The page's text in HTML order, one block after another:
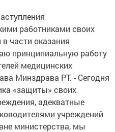
работниками своих
части оказания
принципиальную работу
медицинских
Минздрава РТ. - Сегодня
«защиты» своих
адекватные
учреждений
министерства, мы